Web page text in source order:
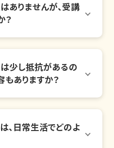
ありませんが、受講
？
少し抵抗があるの
ありますか？
、日常生活でどのよ